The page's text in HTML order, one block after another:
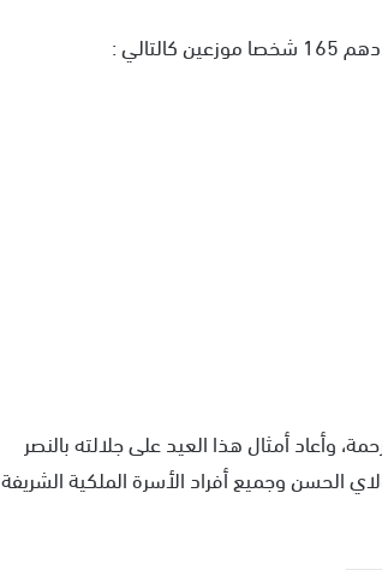
:
وأعاد أمثال هذا العيد على جلالته بالنصر
الحسن وجميع أفراد الأسرة الملكية الشريفة